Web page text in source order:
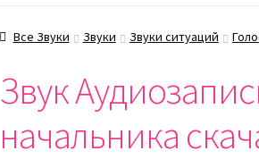
Все Звуки Звуки Звуки ситуаций
Звук
начальника